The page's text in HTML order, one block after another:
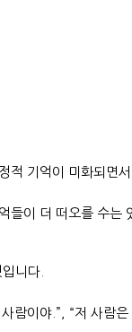
기억이 미화되
이 더 떠오를 수
니다.
람이야.”, “저 사